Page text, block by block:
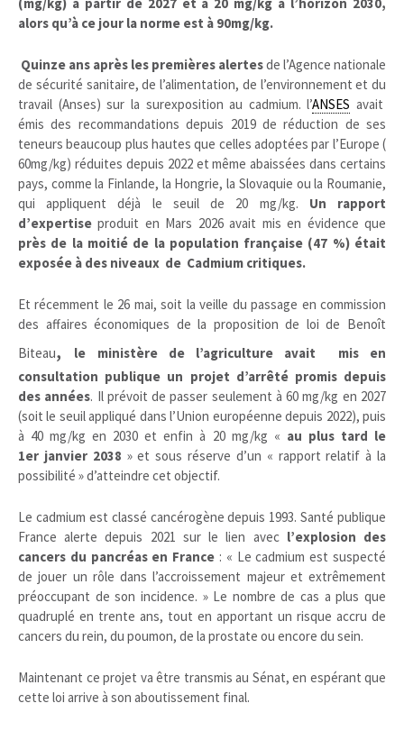
alors qu’à ce jour la norme est à 90mg/kg.
Quinze ans après les premières alertesde l’Agence nationale
de sécurité sanitaire, de l’alimentation, de l’environnement et du
travail (Anses) sur la surexposition au cadmium. l’ANSES avait
émis des recommandations depuis 2019 de réduction de ses
teneurs beaucoup plus hautes que celles adoptées par l’Europe (
60mg/kg) réduites depuis 2022 et même abaissées dans certains
pays, comme la Finlande, la Hongrie, la Slovaquie ou la Roumanie,
qui appliquent déjà le seuil de 20 mg/kg. Un rapport
d’expertise produit en Mars 2026 avait mis en évidence que
près de la moitié de la population française (47 %) était
exposée à des niveaux de Cadmium critiques.
Et récemment le 26 mai, soit la veille du passage en commission
des affaires économiques de la proposition de loi de Benoît
Biteau,
le ministère de l’agriculture avait mis en
consultation publique un projet d’arrêté promis depuis
des années. Il prévoit de passer seulement à 60 mg/kg en 2027
(soit le seuil appliqué dans l’Union européenne depuis 2022), puis
à 40 mg/kg en 2030 et enfin à 20 mg/kg « au plus tard le
1er janvier 2038 » et sous réserve d’un « rapport relatif à la
possibilité » d’atteindre cet objectif.
Le cadmium est classé cancérogène depuis 1993. Santé publique
France alerte depuis 2021 sur le lien avec l’explosion des
cancers du pancréas en France : « Le cadmium est suspecté
de jouer un rôle dans l’accroissement majeur et extrêmement
préoccupant de son incidence. » Le nombre de cas a plus que
quadruplé en trente ans, tout en apportant un risque accru de
cancers du rein, du poumon, de la prostate ou encore du sein.
Maintenant ce projet va être transmis au Sénat, en espérant que
cette loi arrive à son aboutissement final.